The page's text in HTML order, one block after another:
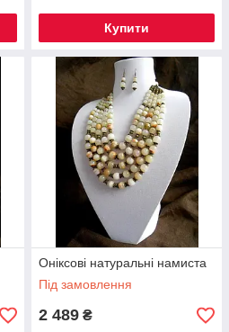
Купити
Оніксові натуральні намиста
Під замовлення
2 489 ₴